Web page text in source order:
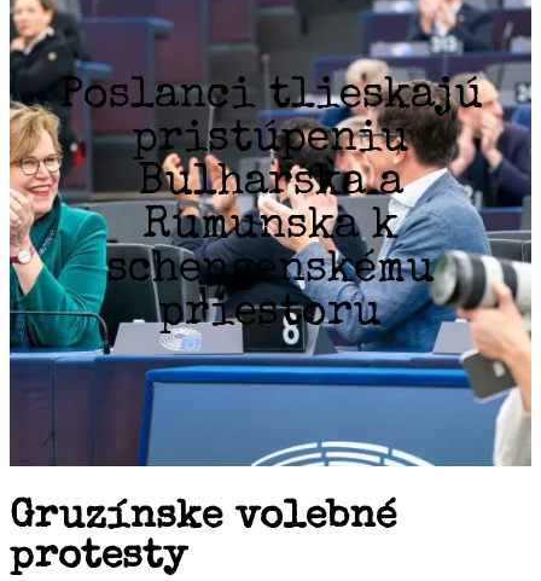
Poslanci tlieskajú
pristúpeniu
Bulharska a
Rumunska k
schengenskému
priestoru
Gruzínske volebné
protesty